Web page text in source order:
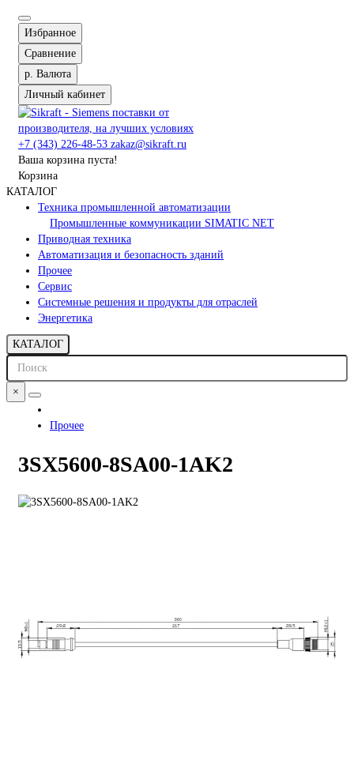
Избранное
Сравнение
р. Валюта
Личный кабинет
+7 (343) 226-48-53 zakaz@sikraft.ru
Ваша корзина пуста!
Корзина
КАТАЛОГ
Техника промышленной автоматизации
Промышленные коммуникации SIMATIC NET
Приводная техника
Автоматизация и безопасность зданий
Прочее
Сервис
Системные решения и продукты для отраслей
Энергетика
КАТАЛОГ
×
Прочее
3SX5600-8SA00-1AK2